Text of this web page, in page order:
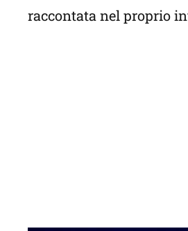
raccontata nel proprio